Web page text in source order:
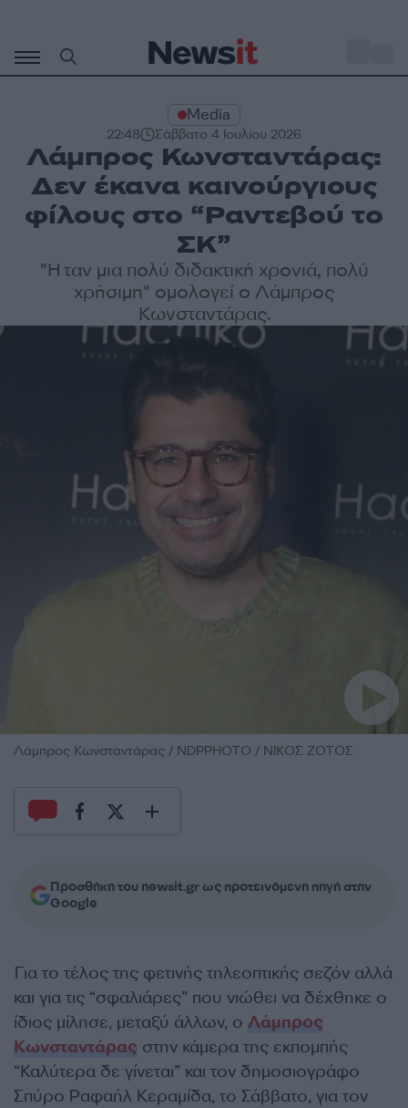
περιεχόμενο
Media
22:48 Σάββατο 4 Ιουλίου 2026
Λάμπρος Κωνσταντάρας:
Δεν έκανα καινούργιους
φίλους στο “Ραντεβού το
ΣΚ”
"Ήταν μια πολύ διδακτική χρονιά, πολύ
χρήσιμη" ομολογεί ο Λάμπρος
Κωνσταντάρας.
Λάμπρος Κωνσταντάρας / NDPPHOTO / ΝΙΚΟΣ ΖΟΤΟΣ
Προσθήκη του newsit.gr ως προτεινόμενη πηγή στην
Google
Για το τέλος της φετινής τηλεοπτικής σεζόν αλλά
και για τις “σφαλιάρες” που νιώθει να δέχθηκε ο
ίδιος μίλησε, μεταξύ άλλων, ο Λάμπρος
Κωνσταντάρας στην κάμερα της εκπομπής
“Καλύτερα δε γίνεται” και τον δημοσιογράφο
Σπύρο Ραφαήλ Κεραμίδα, το Σάββατο, για τον